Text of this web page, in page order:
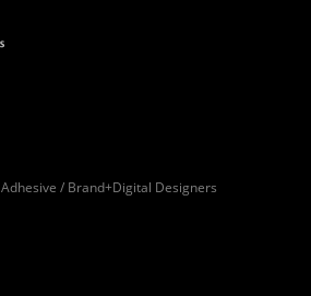
Adhesive / Brand+Digital Designers